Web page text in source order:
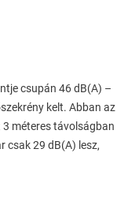
csupán 46 dB(A) –
kelt. Abban az
3 méteres távolságban
csak 29 dB(A) lesz,